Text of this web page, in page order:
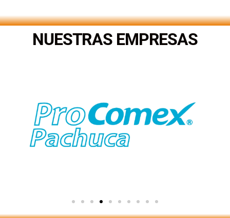
NUESTRAS EMPRESAS